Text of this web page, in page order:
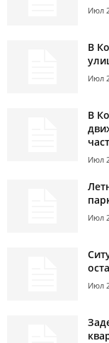
Июл
В
Июл
В
Июл
Июл
Июл